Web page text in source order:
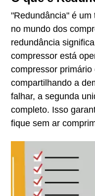
"Redundância" é
no mundo dos
redundância
compressor está
compressor primário
compartilhando a
falhar, a segunda
completo. Isso
fique sem ar